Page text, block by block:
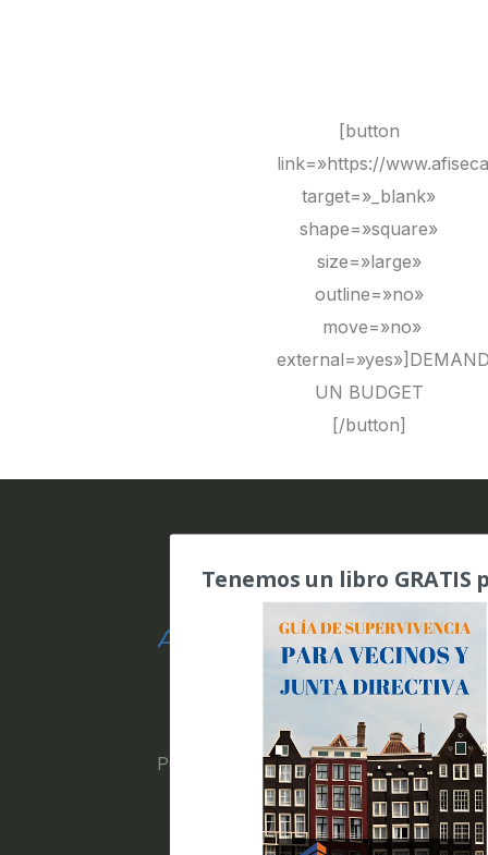
[button
link=»https://
target=»_blank»
shape=»square»
size=»large»
outline=»no»
move=»no»
UN BUDGET
[/button]
Política de privacidad
Aviso legal
Tenemos un libro GRATIS